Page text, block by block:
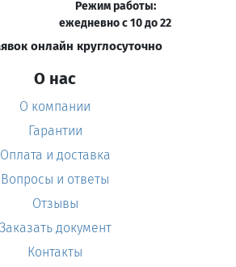
Режим работы:
ежедневно с 10 до 22
онлайн круглосуточно
О нас
О компании
Гарантии
Оплата и доставка
Вопросы и ответы
Отзывы
Заказать документ
Контакты